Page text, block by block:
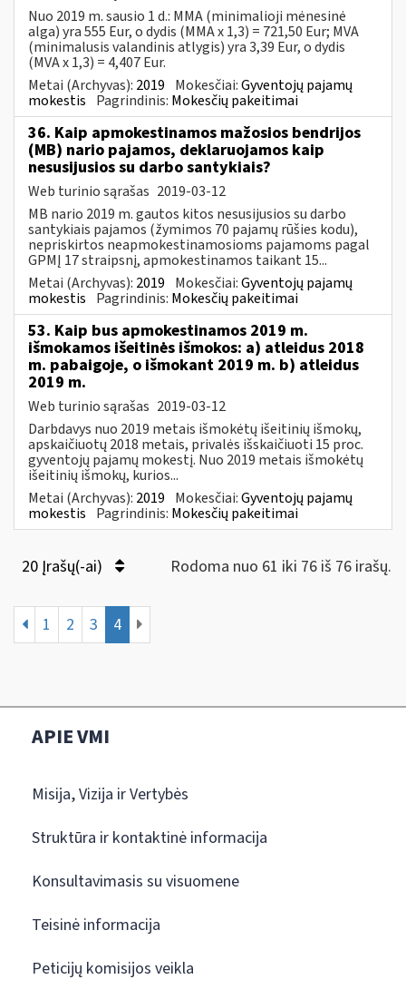
Nuo 2019 m. sausio 1 d.: MMA (minimalioji mėnesinė
alga) yra 555 Eur, o dydis (MMA x 1,3) = 721,50 Eur; MVA
(minimalusis valandinis atlygis) yra 3,39 Eur, o dydis
(MVA x 1,3) = 4,407 Eur.
Metai (Archyvas): 2019 Mokesčiai:Gyventojų pajamų
mokestis Pagrindinis: Mokesčių pakeitimai
36. Kaip apmokestinamos mažosios bendrijos
(MB) nario pajamos, deklaruojamos kaip
nesusijusios su darbo santykiais?
Web turinio sąrašas 2019-03-12
MB nario 2019 m. gautos kitos nesusijusios su darbo
santykiais pajamos (žymimos 70 pajamų rūšies kodu),
nepriskirtos neapmokestinamosioms pajamoms pagal
GPMĮ 17 straipsnį, apmokestinamos taikant 15...
Metai (Archyvas): 2019 Mokesčiai:Gyventojų pajamų
mokestis Pagrindinis: Mokesčių pakeitimai
53. Kaip bus apmokestinamos 2019 m.
išmokamos išeitinės išmokos: a) atleidus 2018
m. pabaigoje, o išmokant 2019 m. b) atleidus
2019 m.
Web turinio sąrašas 2019-03-12
Darbdavys nuo 2019 metais išmokėtų išeitinių išmokų,
apskaičiuotų 2018 metais, privalės išskaičiuoti 15 proc.
gyventojų pajamų mokestį. Nuo 2019 metais išmokėtų
išeitinių išmokų, kurios...
Metai (Archyvas): 2019 Mokesčiai:Gyventojų pajamų
mokestis Pagrindinis: Mokesčių pakeitimai
20 Įrašų(-ai) Rodoma nuo 61 iki 76 iš 76 irašų.
1 2 3 4
APIE VMI
Misija, Vizija ir Vertybės
Struktūra ir kontaktinė informacija
Konsultavimasis su visuomene
Teisinė informacija
Peticijų komisijos veikla